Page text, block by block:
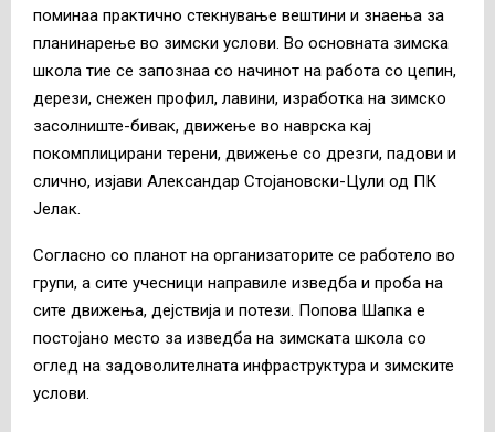
поминаа практично стекнување вештини и знаења за
планинарење во зимски услови. Во основната зимска
школа тие се запознаа со начинот на работа со цепин,
дерези, снежен профил, лавини, изработка на зимско
засолниште-бивак, движење во наврска кај
покомплицирани терени, движење со дрезги, падови и
слично, изјави Александар Стојановски-Цули од ПК
Јелак.
Согласно со планот на организаторите се работело во
групи, а сите учесници направиле изведба и проба на
сите движења, дејствија и потези. Попова Шапка е
постојано место за изведба на зимската школа со
оглед на задоволителната инфраструктура и зимските
услови.